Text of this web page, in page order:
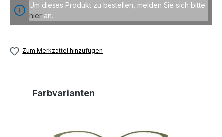
Um dieses Produkt zu bestellen, melden Sie sich bitte
hier an.
Zum Merkzettel hinzufügen
Produktgalerie überspringen
Farbvarianten